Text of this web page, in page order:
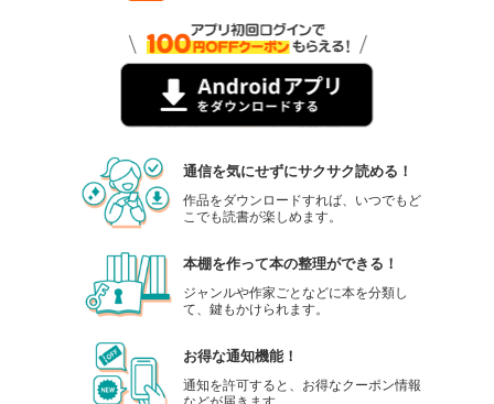
通信を気にせずにサクサク読める！
作品をダウンロードすれば、いつでもど
こでも読書が楽しめます。
本棚を作って本の整理ができる！
ジャンルや作家ごとなどに本を分類し
て、鍵もかけられます。
お得な通知機能！
通知を許可すると、お得なクーポン情報